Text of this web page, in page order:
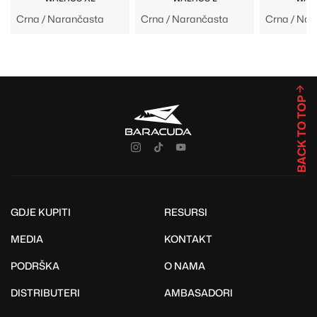
Crna / Narančasta Crna / Narančasta Crna /
GDJE KUPITI
RESURSI
MEDIA
KONTAKT
PODRŠKA
O NAMA
DISTRIBUTERI
AMBASADORI
BACK TO TOP